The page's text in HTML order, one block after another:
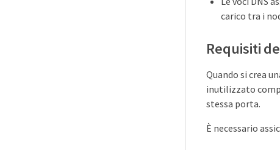
carico tra i
Requisiti
Quando si crea
inutilizzato
stessa porta.
È necessario